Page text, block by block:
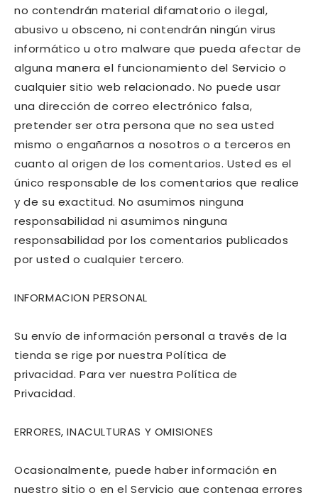
no contendrán material difamatorio o ilegal,
abusivo u obsceno, ni contendrán ningún virus
informático u otro malware que pueda afectar de
alguna manera el funcionamiento del Servicio o
cualquier sitio web relacionado. No puede usar
una dirección de correo electrónico falsa,
pretender ser otra persona que no sea usted
mismo o engañarnos a nosotros o a terceros en
cuanto al origen de los comentarios. Usted es el
único responsable de los comentarios que realice
y de su exactitud. No asumimos ninguna
responsabilidad ni asumimos ninguna
responsabilidad por los comentarios publicados
por usted o cualquier tercero.
INFORMACION PERSONAL
Su envío de información personal a través de la
tienda se rige por nuestra Política de
privacidad. Para ver nuestra Política de
Privacidad.
ERRORES, INACULTURAS Y OMISIONES
Ocasionalmente, puede haber información en
nuestro sitio o en el Servicio que contenga errores